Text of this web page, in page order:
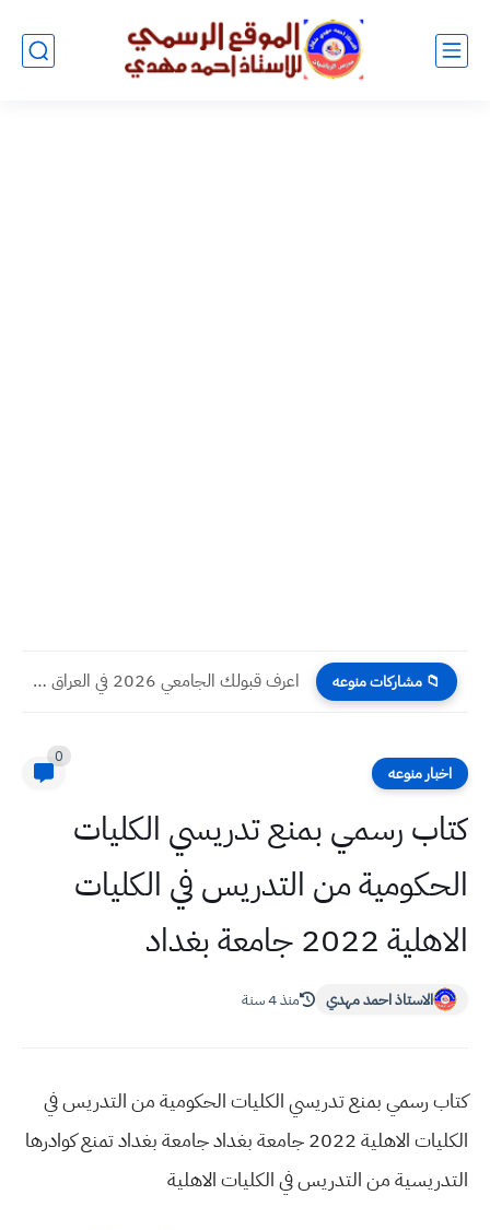
📁 مشاركات منوعه اعرف قبولك الجامعي 2026 في العراق حسب المعدل أداة البحث...
اخبار منوعه
0
كتاب رسمي بمنع تدريسي الكليات
الحكومية من التدريس في الكليات
الاهلية 2022 جامعة بغداد
الاستاذ احمد مهدي منذ 4 سنة
كتاب رسمي بمنع تدريسي الكليات الحكومية من التدريس في
الكليات الاهلية 2022 جامعة بغداد جامعة بغداد تمنع كوادرها
التدريسية من التدريس في الكليات الاهلية